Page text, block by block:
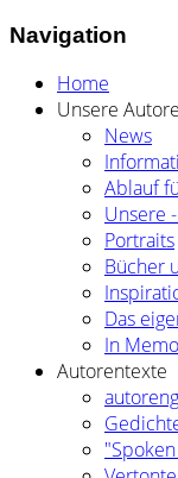
Navigation
Home
Unsere
News
Ablauf
Unsere
Portraits
Bücher
Das
In
Autorentexte